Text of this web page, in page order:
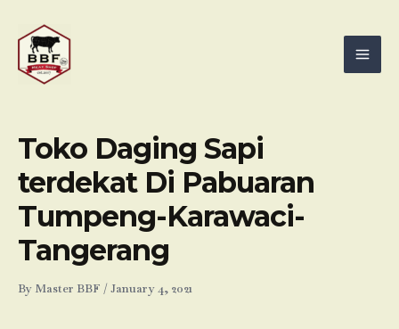
content
Toko Daging Sapi
terdekat Di Pabuaran
Tumpeng-Karawaci-
Tangerang
By Master BBF /January 4, 2021